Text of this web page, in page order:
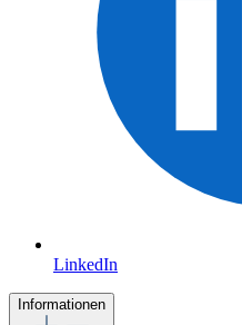
LinkedIn
Informationen